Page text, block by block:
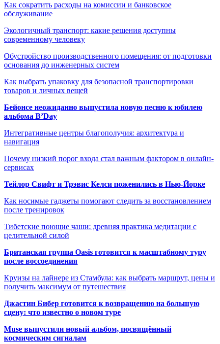
Как сократить расходы на комиссии и банковское
обслуживание
Экологичный транспорт: какие решения доступны
современному человеку
Обустройство производственного помещения: от подготовки
основания до инженерных систем
Как выбрать упаковку для безопасной транспортировки
товаров и личных вещей
Бейонсе неожиданно выпустила новую песню к юбилею
альбома B’Day
Интегративные центры благополучия: архитектура и
навигация
Почему низкий порог входа стал важным фактором в онлайн-
сервисах
Тейлор Свифт и Трэвис Келси поженились в Нью-Йорке
Как носимые гаджеты помогают следить за восстановлением
после тренировок
Тибетские поющие чаши: древняя практика медитации с
целительной силой
Британская группа Oasis готовится к масштабному туру
после воссоединения
Круизы на лайнере из Стамбула: как выбрать маршрут, цены и
получить максимум от путешествия
Джастин Бибер готовится к возвращению на большую
сцену: что известно о новом туре
Muse выпустили новый альбом, посвящённый
космическим сигналам